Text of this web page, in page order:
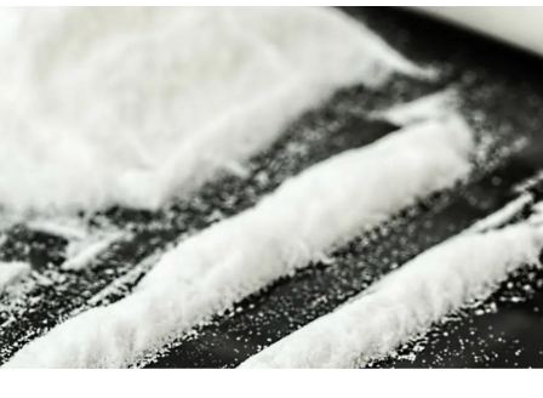
SANITÀ
Streaming
LAC TV
LAC NETWORK
LAC ONAIR